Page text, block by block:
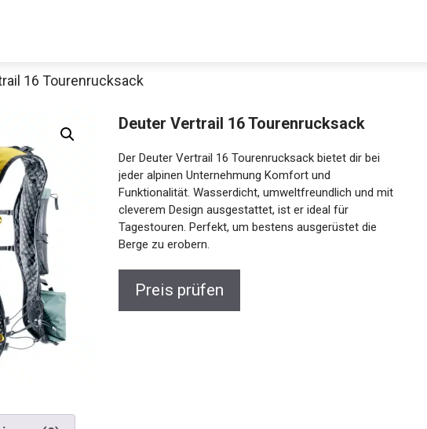
16 Tourenrucksack
Deuter Vertrail 16 Tourenrucksack
Der Deuter Vertrail 16 Tourenrucksack bietet dir bei
jeder alpinen Unternehmung Komfort und
Funktionalität. Wasserdicht, umweltfreundlich und mit
cleverem Design ausgestattet, ist er ideal für
Tagestouren. Perfekt, um bestens ausgerüstet die
Berge zu erobern.
Preis prüfen
Decathlon Sale
Schaue dir jetzt die meistverkauften Produkte im Sale bei
Jetzt anschauen